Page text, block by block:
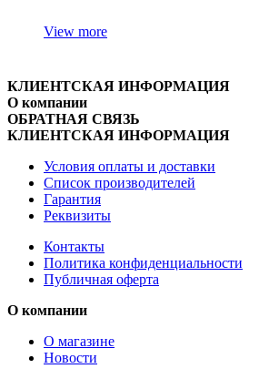
View more
КЛИЕНТСКАЯ ИНФОРМАЦИЯ
О компании
ОБРАТНАЯ СВЯЗЬ
КЛИЕНТСКАЯ ИНФОРМАЦИЯ
Условия оплаты и доставки
Список производителей
Гарантия
Реквизиты
Контакты
Политика конфиденциальности
Публичная оферта
О компании
О магазине
Новости